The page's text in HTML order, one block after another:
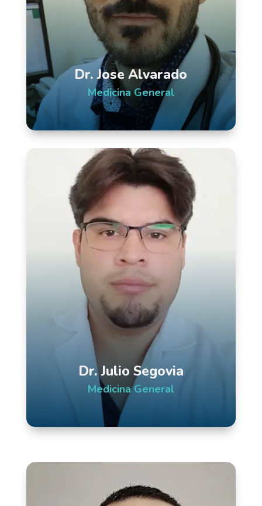
Dr. Jose Alvarado
Medicina General
Dr. Julio Segovia
Medicina General